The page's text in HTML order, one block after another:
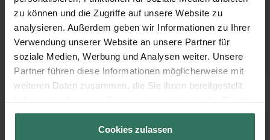
zu können und die Zugriffe auf unsere Website zu
analysieren. Außerdem geben wir Informationen zu Ihrer
Verwendung unserer Website an unsere Partner für
soziale Medien, Werbung und Analysen weiter. Unsere
Partner führen diese Informationen möglicherweise mit
weiteren Daten zusammen, die Sie ihnen bereitgestellt
gesammelt haben.
Cookies zulassen
Liebergstr. 14
57580 Gebhardshain
Meffert Bestattungen